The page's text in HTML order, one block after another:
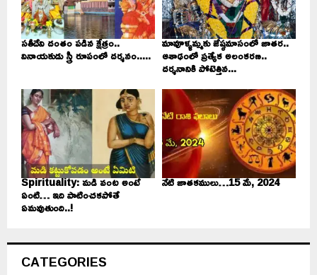
సతీదేవి దంతం పడిన క్షేత్రం..
వినాయకుడు స్త్రీ రూపంలో దర్శనం.....
మావూళ్ళమ్మకు జేష్ఠమాసంలో జాతర..
ఆశాఢంలో ప్రత్యేక అలంకరణ..
దర్శనానికి పోటెత్తిన...
Spirituality: మడి వంట అంటే
ఏంటి… ఇది పాటించకపోతే
ఏమవుతుంది..!
నేటి జాతకములు…15 మే, 2024
CATEGORIES